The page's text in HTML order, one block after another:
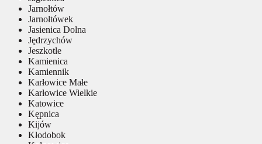
Jarnołtów
Jarnołtówek
Jasienica Dolna
Jędrzychów
Jeszkotle
Kamienica
Kamiennik
Karłowice Małe
Karłowice Wielkie
Katowice
Kępnica
Kijów
Kłodobok